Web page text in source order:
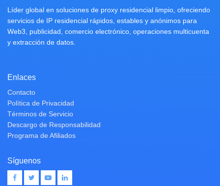
Líder global en soluciones de proxy residencial limpio, ofreciendo
servicios de IP residencial rápidos, estables y anónimos para
Web3, publicidad, comercio electrónico, operaciones multicuenta
y extracción de datos.
Enlaces
Contacto
Política de Privacidad
Términos de Servicio
Descargo de Responsabilidad
Programa de Afiliados
Síguenos